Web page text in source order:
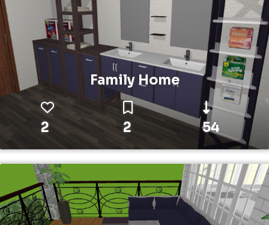
Family Home
2 2 54